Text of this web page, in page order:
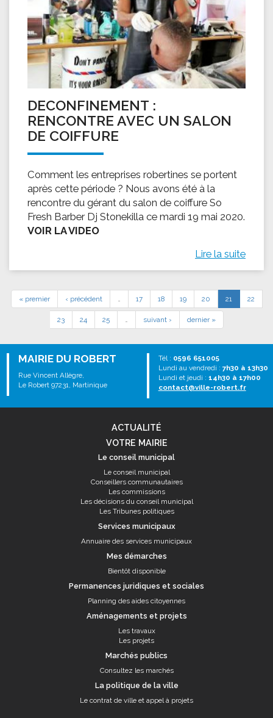
DECONFINEMENT :
RENCONTRE AVEC UN SALON
DE COIFFURE
Comment les entreprises robertines se portent
après cette période ? Nous avons été à la
rencontre du gérant du salon de coiffure So
Fresh Barber Dj Stonekilla ce mardi 19 mai 2020.
VOIR LA VIDEO
Lire la suite
« premier ‹ précédent … 17 18 19 20 21 22
23 24 25 … suivant › dernier »
MAIRIE DU ROBERT
Rue Vincent Allègre,
Le Robert 97231, Martinique
Tél : 0596 651005
Lundi au vendredi : 7h30 à 13h30
Lundi et jeudi : 14h30 à 17h00
contact@ville-robert.fr
ACTUALITÉ
VOTRE MAIRIE
Le conseil municipal
Le conseil municipal
Conseillers communautaires
Les commissions
Les décisions du conseil municipal
Les Tribunes politiques
Services municipaux
Annuaire des services municipaux
Mes démarches
Bientôt disponible
Permanences juridiques et sociales
Planning des aides citoyennes
Aménagements et projets
Les travaux
Les projets
Marchés publics
Consultez les marchés
La politique de la ville
Le contrat de ville et appel à projets